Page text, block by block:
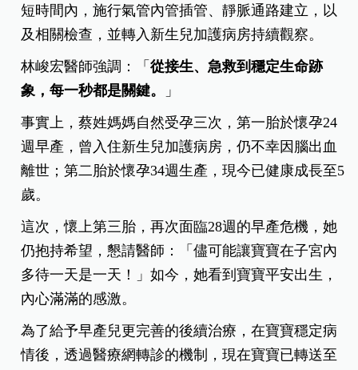
短時間內，施行氣管內管插管、靜脈通路建立，以
及相關檢查，並轉入新生兒加護病房持續觀察。
林峻宏醫師強調：「從接生、急救到穩定生命跡
象，每一秒都是關鍵。
」
事實上，蔡姓媽媽自然受孕三次，第一胎於懷孕24
週早產，曾入住新生兒加護病房，仍不幸因腦出血
離世；第二胎於懷孕34週生產，現今已健康成長至5
歲。
這次，懷上第三胎，再次面臨28週的早產危機，她
仍抱持希望，懇請醫師：「儘可能讓寶寶在子宮內
多待一天是一天！」如今，她看到寶寶平安出生，
內心滿滿的感激。
為了給予早產兒更完善的後續治療，在寶寶穩定病
情後，透過醫療網轉診的機制，現在寶寶已轉送至